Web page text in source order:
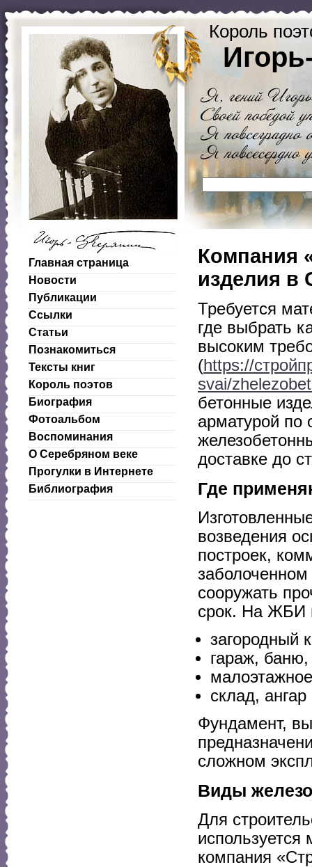
Король
Главная страница
Новости
Публикации
Ссылки
Статьи
Познакомиться
Тексты книг
Король поэтов
Биография
Фотоальбом
Воспоминания
О Серебряном веке
Прогулки в Интернете
Библиография
Компания
изделия в
Требуется
где выбрать
высоким
(https://
svai/
бетонные
арматурой по
доставке до
Где
возведения
построек,
сооружать
срок. На ЖБИ
загородный
гараж, баню,
склад,
Фундамент,
сложном
Виды
Для
используется
компания